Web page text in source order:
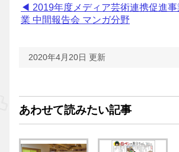
◀ 2019年度メディア芸術連携促進
業 中間報告会 マンガ分野
2020年4月20日 更新
あわせて読みたい記事